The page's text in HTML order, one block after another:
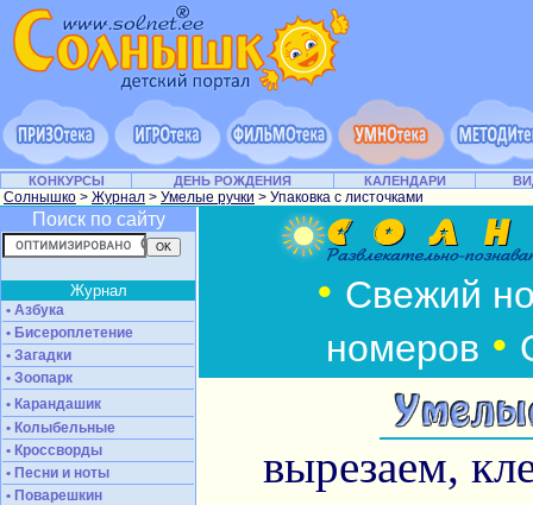
КОНКУРСЫ ДЕНЬ РОЖДЕНИЯ КАЛЕНДАРИ
Солнышко > Журнал > Умелые ручки > Упаковка с листочками
Поиск по сайту
Журнал
• Азбука
• Бисероплетение
• Загадки
• Зоопарк
• Карандашик
• Колыбельные
• Кроссворды
• Песни и ноты
• Поварешкин
• Свежий
номеров •
вырезаем,